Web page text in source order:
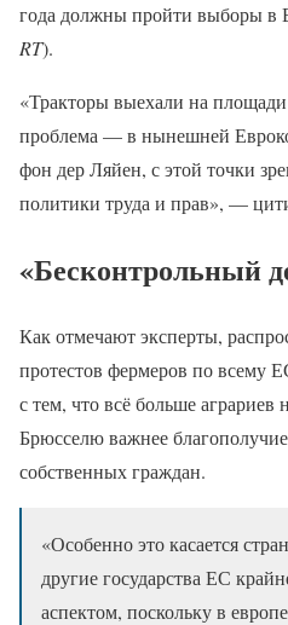
года должны пройти выборы в
RT).
«Тракторы выехали на
проблема — в нынешней
фон дер Ляйен, с этой точки
политики труда и прав», —
«Бесконтрольный
Как отмечают эксперты,
протестов фермеров по всему
с тем, что всё больше аграриев
Брюсселю важнее
собственных граждан.
«Особенно это касается
другие государства ЕС
аспектом, поскольку в